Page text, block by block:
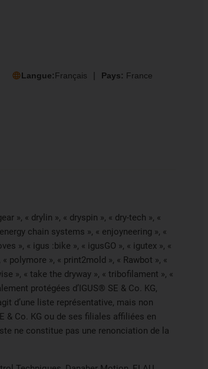
Langue:Français Pays: France
», « drylin », « dryspin », « dry-tech », «
chain systems », « enjoyneering », «
», « igus :bike », « igusGO », « igutex », «
polymore », « print2mold », « Rawbot », «
», « take the dryway », « tribofilament », «
protégées d’IGUS® SE & Co. KG,
d’une liste représentative, mais non
& Co. KG ou de ses filiales affiliées en
ne constitue pas une renonciation de la